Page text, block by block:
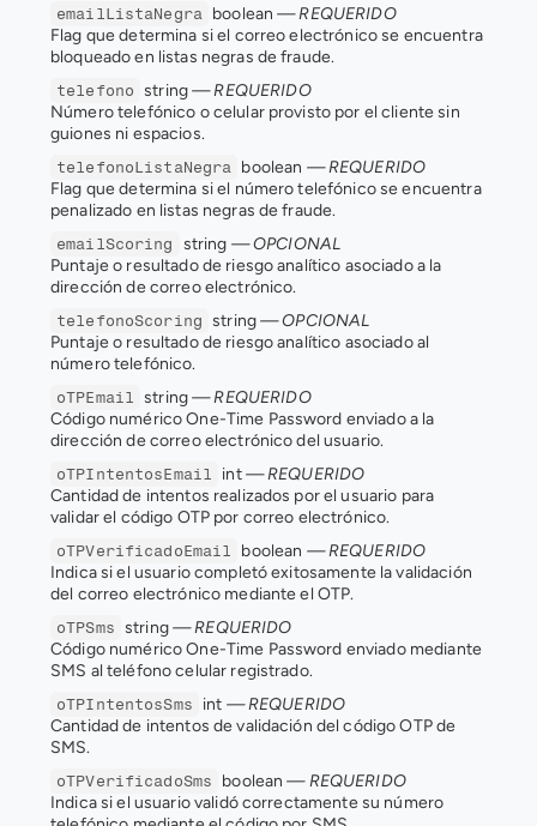
emailListaNegra boolean — REQUERIDO
Flag que determina si el correo electrónico se encuentra
bloqueado en listas negras de fraude.
telefono string — REQUERIDO
Número telefónico o celular provisto por el cliente sin
guiones ni espacios.
telefonoListaNegra boolean — REQUERIDO
Flag que determina si el número telefónico se encuentra
penalizado en listas negras de fraude.
emailScoring string — OPCIONAL
Puntaje o resultado de riesgo analítico asociado a la
dirección de correo electrónico.
telefonoScoring string — OPCIONAL
Puntaje o resultado de riesgo analítico asociado al
número telefónico.
oTPEmail string — REQUERIDO
Código numérico One-Time Password enviado a la
dirección de correo electrónico del usuario.
oTPIntentosEmail int — REQUERIDO
Cantidad de intentos realizados por el usuario para
validar el código OTP por correo electrónico.
oTPVerificadoEmail boolean — REQUERIDO
Indica si el usuario completó exitosamente la validación
del correo electrónico mediante el OTP.
oTPSms string — REQUERIDO
Código numérico One-Time Password enviado mediante
SMS al teléfono celular registrado.
oTPIntentosSms int — REQUERIDO
Cantidad de intentos de validación del código OTP de
SMS.
oTPVerificadoSms boolean — REQUERIDO
Indica si el usuario validó correctamente su número